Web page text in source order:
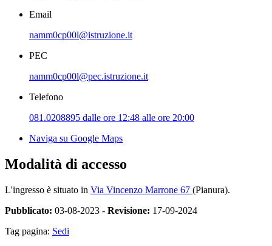
Email
namm0cp00l@istruzione.it
PEC
namm0cp00l@pec.istruzione.it
Telefono
081.0208895 dalle ore 12:48 alle ore 20:00
Naviga su Google Maps
Modalità di accesso
L'ingresso è situato in Via Vincenzo Marrone 67 (Pianura).
Pubblicato: 03-08-2023 - Revisione: 17-09-2024
Tag pagina: Sedi